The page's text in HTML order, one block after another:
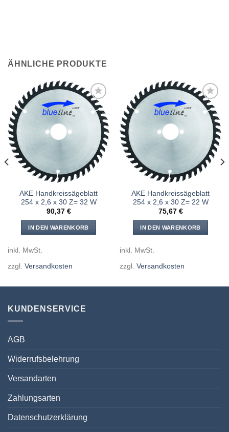
ÄHNLICHE PRODUKTE
hinzufügen
AKE Handkreissägeblatt
254 x 2,6 x 30 Z= 32 W
90,37 €
IN DEN WARENKORB
inkl. MwSt.
zzgl. Versandkosten
hinzufügen
AKE Handkreissägeblatt
254 x 2,6 x 30 Z= 22 W
75,67 €
IN DEN WARENKORB
inkl. MwSt.
zzgl. Versandkosten
KUNDENSERVICE
AGB
Widerrufsbelehrung
Versandarten
Zahlungsarten
Datenschutzerklärung